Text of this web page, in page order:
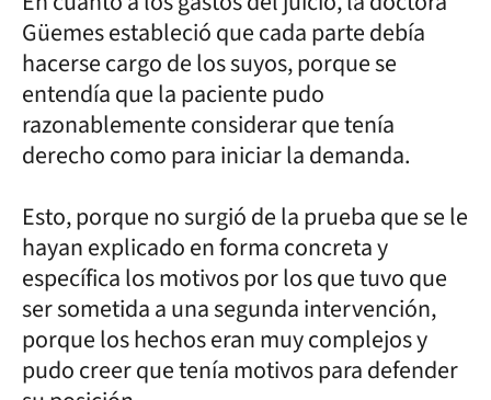
Güemes estableció que cada parte debía
hacerse cargo de los suyos, porque se
entendía que la paciente pudo
razonablemente considerar que tenía
derecho como para iniciar la demanda.
Esto, porque no surgió de la prueba que se le
hayan explicado en forma concreta y
específica los motivos por los que tuvo que
ser sometida a una segunda intervención,
porque los hechos eran muy complejos y
pudo creer que tenía motivos para defender